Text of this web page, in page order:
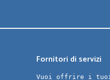
Fornitori di servizi
Vuoi offrire i